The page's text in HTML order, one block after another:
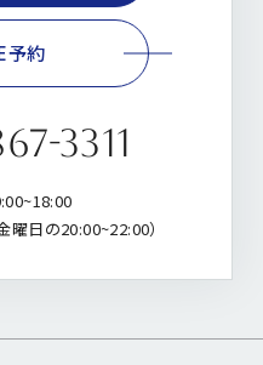
3311
日の20:00~22:00）
予約